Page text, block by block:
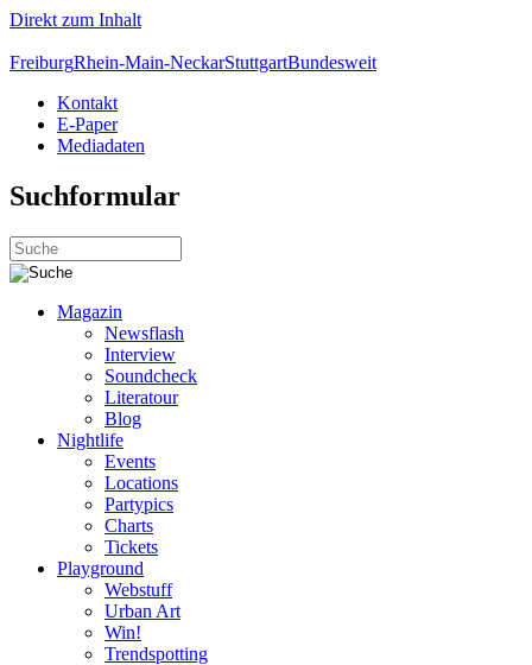
Direkt zum Inhalt
FreiburgRhein-Main-NeckarStuttgartBundesweit
Kontakt
E-Paper
Mediadaten
Suchformular
Magazin
Newsflash
Interview
Soundcheck
Literatour
Blog
Nightlife
Events
Locations
Partypics
Charts
Tickets
Playground
Webstuff
Urban Art
Win!
Trendspotting